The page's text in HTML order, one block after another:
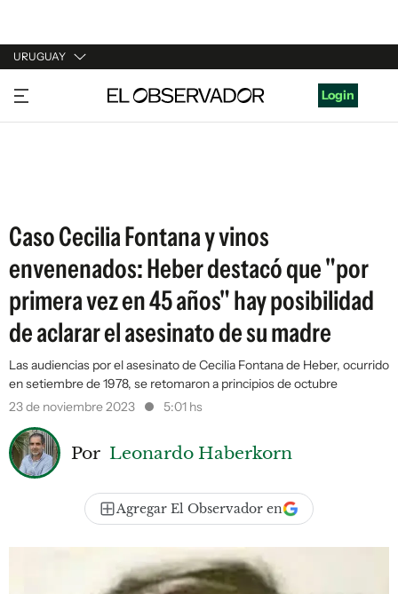
URUGUAY
URUGUAY
ARGENTINA
Login
Caso Cecilia Fontana y vinos
envenenados: Heber destacó que "por
primera vez en 45 años" hay posibilidad
de aclarar el asesinato de su madre
Las audiencias por el asesinato de Cecilia Fontana de Heber, ocurrido
en setiembre de 1978, se retomaron a principios de octubre
23 de noviembre 2023
5:01 hs
Por Leonardo Haberkorn
Agregar El Observador en